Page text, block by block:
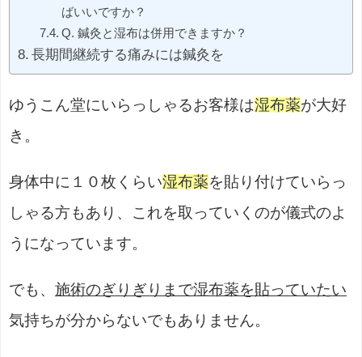
ばいいですか？
Q. 鍼灸と湿布は併用できますか？
長期間継続する痛みには鍼灸を
ゆうこん堂にいらっしゃるお客様は湿布薬が大好
き。
身体中に１０枚くらい湿布薬を貼り付けていらっ
しゃる方もあり、これを取っていくのが儀式のよ
うになっています。
でも、 施術のぎりぎりまで湿布薬を貼っていたい
気持ちが分からないでもありません。